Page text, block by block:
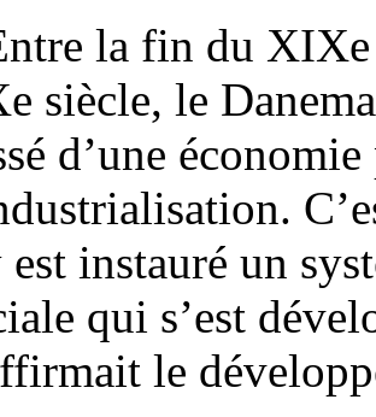
la fin du
siècle, le
d’une
est instauré un
qui s’est
le